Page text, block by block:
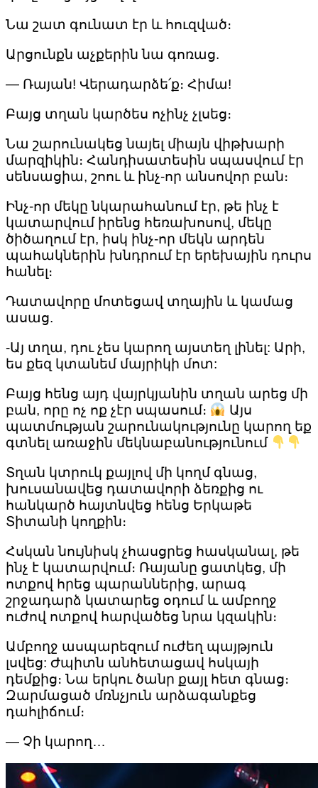
Նա շատ գունատ էր և հուզված։
Արցունքն աչքերին նա գոռաց.
— Ռայան! Վերադարձե՛ք։ Հիմա!
Բայց տղան կարծես ոչինչ չլսեց։
Նա շարունակեց նայել միայն վիթխարի
մարզիկին։ Հանդիսատեսին սպասվում էր
սենսացիա, շոու և ինչ-որ անսովոր բան։
Ինչ-որ մեկը նկարահանում էր, թե ինչ է
կատարվում իրենց հեռախոսով, մեկը
ծիծաղում էր, իսկ ինչ-որ մեկն արդեն
պահակներին խնդրում էր երեխային դուրս
հանել։
Դատավորը մոտեցավ տղային և կամաց
ասաց.
-Այ տղա, դու չես կարող այստեղ լինել: Արի,
ես քեզ կտանեմ մայրիկի մոտ:
Բայց հենց այդ վայրկյանին տղան արեց մի
բան, որը ոչ ոք չէր սպասում։
Այս
պատմության շարունակությունը կարող եք
գտնել առաջին մեկնաբանությունում
Տղան կտրուկ քայլով մի կողմ գնաց,
խուսանավեց դատավորի ձեռքից ու
հանկարծ հայտնվեց հենց Երկաթե
Տիտանի կողքին։
Հսկան նույնիսկ չհասցրեց հասկանալ, թե
ինչ է կատարվում։ Ռայանը ցատկեց, մի
ոտքով հրեց պարաններից, արագ
շրջադարձ կատարեց օդում և ամբողջ
ուժով ոտքով հարվածեց նրա կզակին։
Ամբողջ ասպարեզում ուժեղ պայթյուն
լսվեց: Ժպիտն անհետացավ հսկայի
դեմքից։ Նա երկու ծանր քայլ հետ գնաց։
Զարմացած մռնչյուն արձագանքեց
դահլիճում։
— Չի կարող…